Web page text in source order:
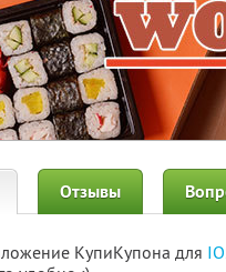
Отзывы
КупиКупона для